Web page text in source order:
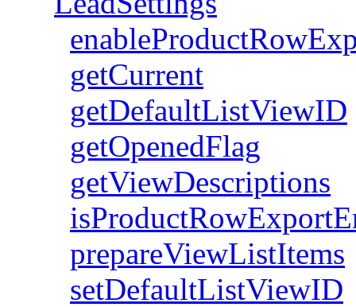
getCurrent
getDefaultListViewID
getOpenedFlag
getViewDescriptions
prepareViewListItems
setDefaultListViewID